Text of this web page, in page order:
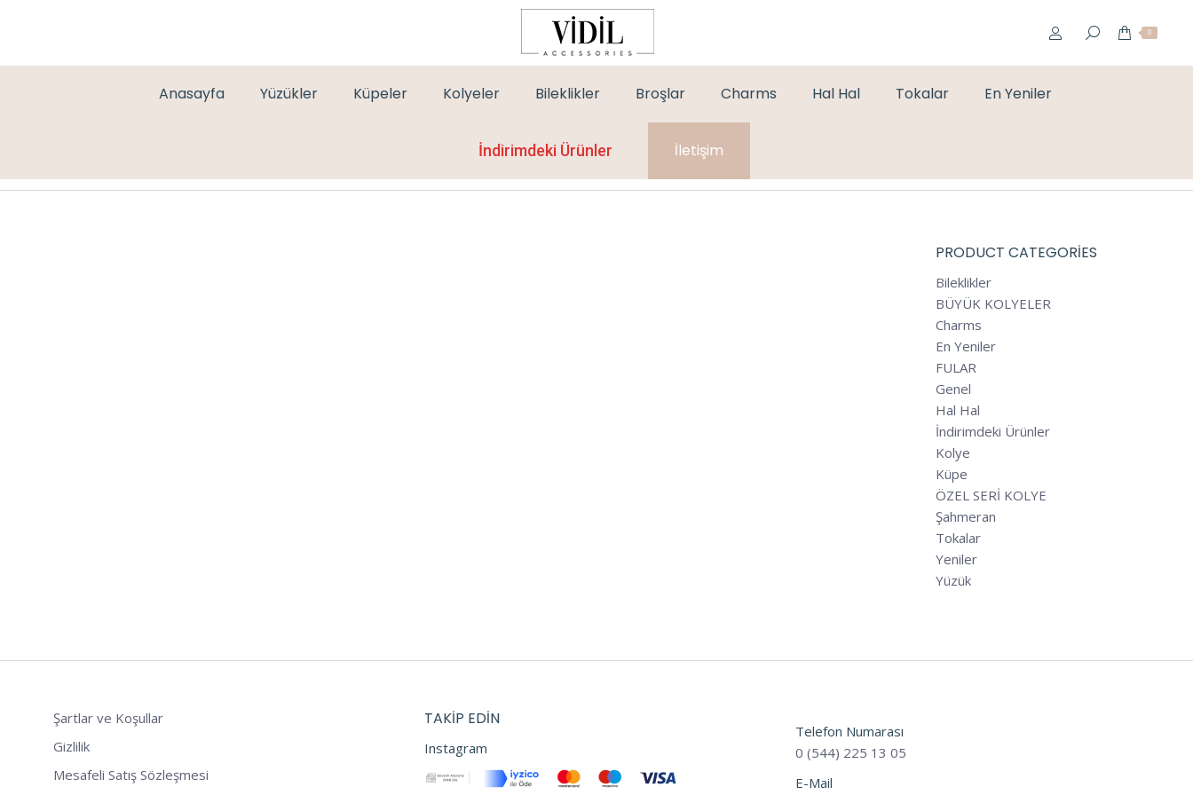
0
Anasayfa Yüzükler Küpeler Kolyeler Bileklikler Broşlar Charms Hal Hal Tokalar En Yeniler
İndirimdeki Ürünler İletişim
PRODUCT CATEGORIES
Bileklikler
BÜYÜK KOLYELER
Charms
En Yeniler
FULAR
Genel
Hal Hal
İndirimdeki Ürünler
Kolye
Küpe
ÖZEL SERİ KOLYE
Şahmeran
Tokalar
Yeniler
Yüzük
Şartlar ve Koşullar
Gizlilik
Mesafeli Satış Sözleşmesi
TAKIP EDIN
Instagram
Telefon Numarası
0 (544) 225 13 05
E-Mail